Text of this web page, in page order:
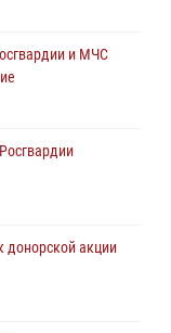
и МЧС
донорской акции